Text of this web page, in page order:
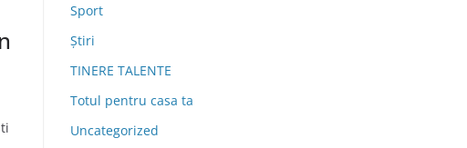
Sport
Știri
TINERE TALENTE
Totul pentru casa ta
Uncategorized